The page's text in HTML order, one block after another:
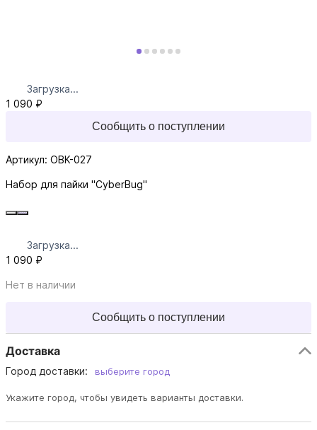
Загрузка...
1 090 ₽
Сообщить о поступлении
Артикул: OBK-027
Набор для пайки "CyberBug"
Загрузка...
1 090 ₽
Нет в наличии
Сообщить о поступлении
Доставка
Город доставки: выберите город
Укажите город, чтобы увидеть варианты доставки.